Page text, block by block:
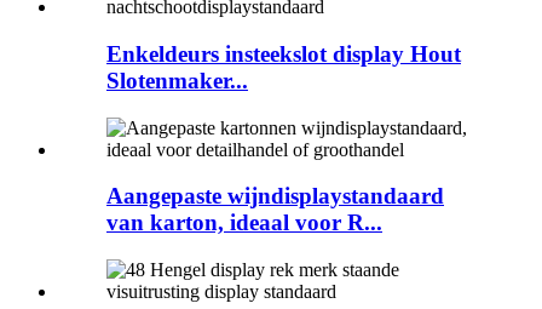
Enkeldeurs insteekslot display Hout
Slotenmaker...
Aangepaste wijndisplaystandaard
van karton, ideaal voor R...